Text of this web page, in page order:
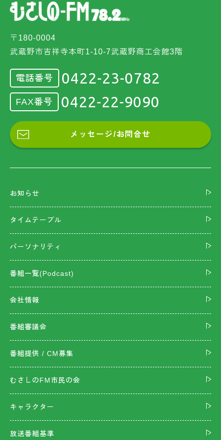
〒180-0004
武蔵野市吉祥寺本町1-10-7武蔵野商工会館3階
電話番号 0422-23-0782
FAX番号 0422-22-9090
メッセージ/お問合せ
お知らせ
タイムテーブル
パーソナリティ
番組一覧(Podcast)
会社情報
番組審議会
番組提供 / CM募集
むさしのFM市民の会
キャラクター
放送番組基準